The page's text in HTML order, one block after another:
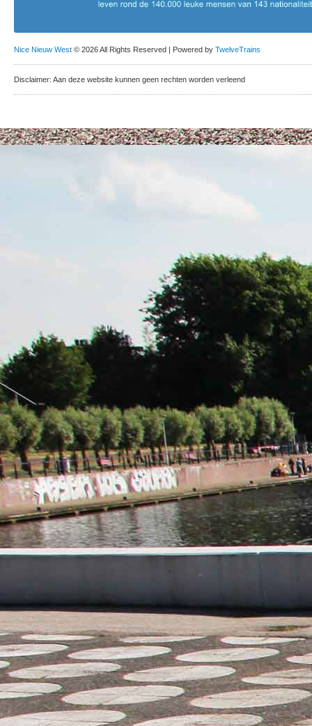
Nice Nieuw West © 2026 All Rights Reserved | Powered by TwelveTrains
Disclaimer: Aan deze website kunnen geen rechten worden verleend